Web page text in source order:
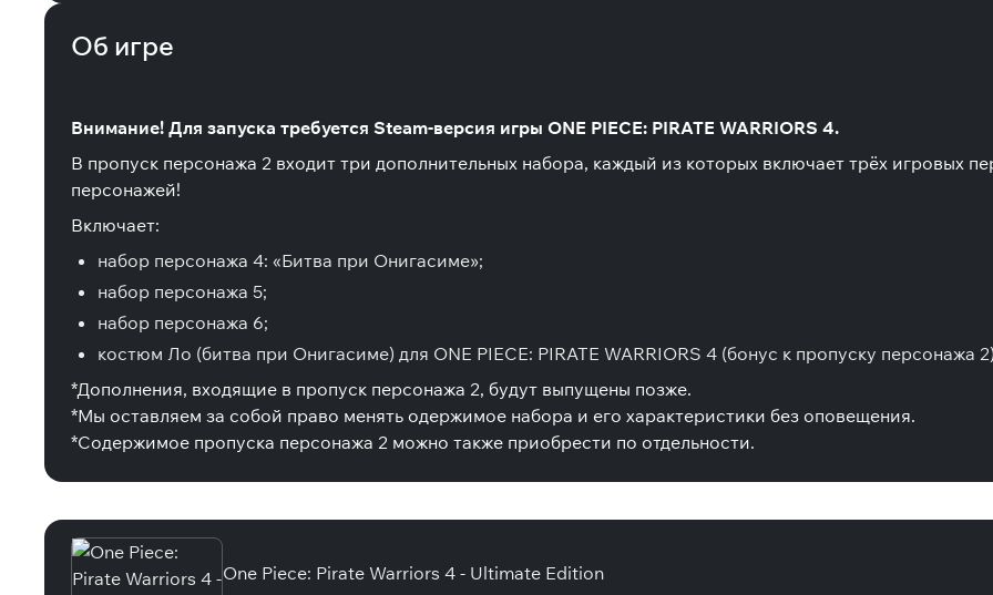
Об игре
Внимание! Для запуска требуется Steam-версия игры ONE PIECE: PIRATE WARRIORS 4.
В пропуск персонажа 2 входит три дополнительных набора, каждый из которых включает трёх игровых
персонажей!
Включает:
набор персонажа 4: «Битва при Онигасиме»;
набор персонажа 5;
набор персонажа 6;
костюм Ло (битва при Онигасиме) для ONE PIECE: PIRATE WARRIORS 4 (бонус к пропуску персонажа
*Дополнения, входящие в пропуск персонажа 2, будут выпущены позже.
*Мы оставляем за собой право менять одержимое набора и его характеристики без оповещения.
*Содержимое пропуска персонажа 2 можно также приобрести по отдельности.
One Piece: Pirate Warriors 4 - Ultimate Edition